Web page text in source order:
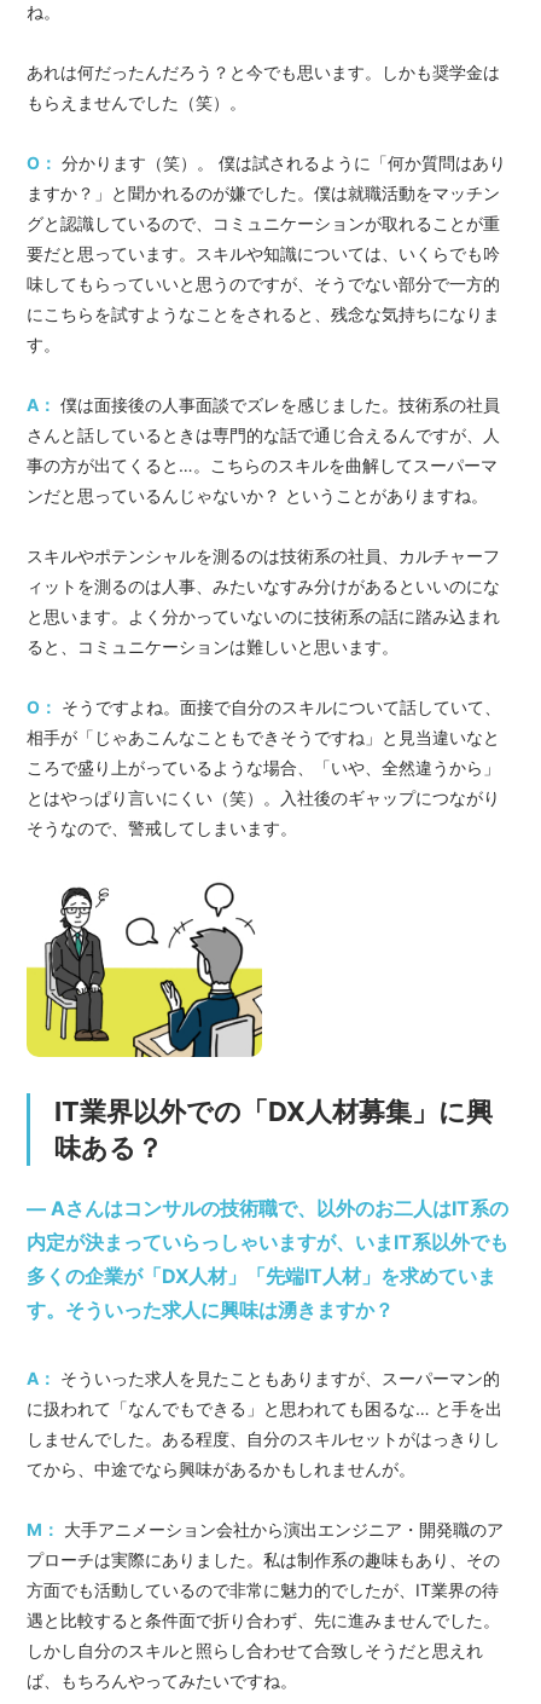
ね。
あれは何だったんだろう？と今でも思います。しかも奨学金は
もらえませんでした（笑）。
O： 分かります（笑）。 僕は試されるように「何か質問はあり
ますか？」と聞かれるのが嫌でした。僕は就職活動をマッチン
グと認識しているので、コミュニケーションが取れることが重
要だと思っています。スキルや知識については、いくらでも吟
味してもらっていいと思うのですが、そうでない部分で一方的
にこちらを試すようなことをされると、残念な気持ちになりま
す。
A： 僕は面接後の人事面談でズレを感じました。技術系の社員
さんと話しているときは専門的な話で通じ合えるんですが、人
事の方が出てくると…。こちらのスキルを曲解してスーパーマ
ンだと思っているんじゃないか？ ということがありますね。
スキルやポテンシャルを測るのは技術系の社員、カルチャーフ
ィットを測るのは人事、みたいなすみ分けがあるといいのにな
と思います。よく分かっていないのに技術系の話に踏み込まれ
ると、コミュニケーションは難しいと思います。
O： そうですよね。面接で自分のスキルについて話していて、
相手が「じゃあこんなこともできそうですね」と見当違いなと
ころで盛り上がっているような場合、「いや、全然違うから」
とはやっぱり言いにくい（笑）。入社後のギャップにつながり
そうなので、警戒してしまいます。
IT業界以外での「DX人材募集」に興
味ある？
― Aさんはコンサルの技術職で、以外のお二人はIT系の
内定が決まっていらっしゃいますが、いまIT系以外でも
多くの企業が「DX人材」「先端IT人材」を求めていま
す。そういった求人に興味は湧きますか？
A： そういった求人を見たこともありますが、スーパーマン的
に扱われて「なんでもできる」と思われても困るな… と手を出
しませんでした。ある程度、自分のスキルセットがはっきりし
てから、中途でなら興味があるかもしれませんが。
M： 大手アニメーション会社から演出エンジニア・開発職のア
プローチは実際にありました。私は制作系の趣味もあり、その
方面でも活動しているので非常に魅力的でしたが、IT業界の待
遇と比較すると条件面で折り合わず、先に進みませんでした。
しかし自分のスキルと照らし合わせて合致しそうだと思えれ
ば、もちろんやってみたいですね。